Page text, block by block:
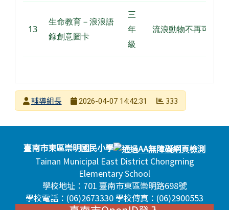
13
生命教育－浪浪語
錄創意圖卡
三
年
級
流浪動物不再可憐
發布者
輔導組長
2026-04-07 14:42:31 333
頁尾區域內容
臺南市東區崇明國民小學
Tainan Municipal East District Chongming
Elementary School
學校地址：701 臺南市東區崇明路698號
學校電話：(06)2673330 學校傳真：(06)2900553